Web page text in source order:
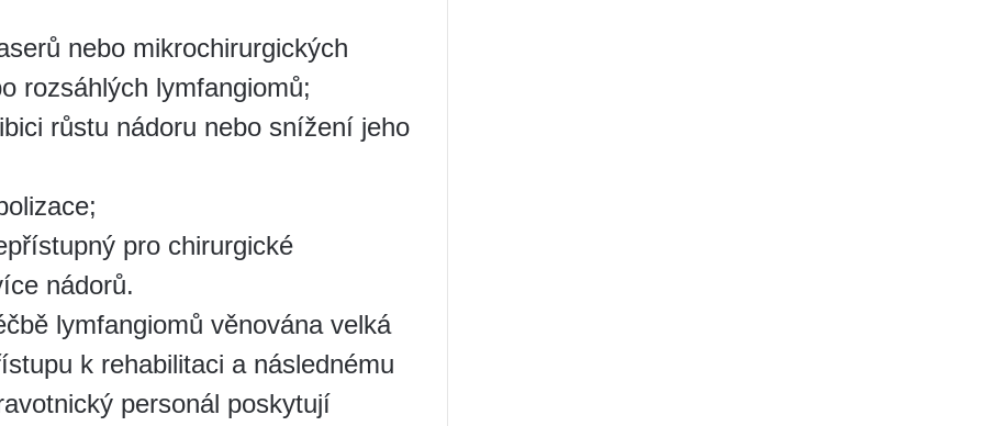
nebo mikrochirurgických
rozsáhlých lymfangiomů;
růstu nádoru nebo snížení jeho
pro chirurgické
nádorů.
lymfangiomů věnována velká
k rehabilitaci a následnému
personál poskytují